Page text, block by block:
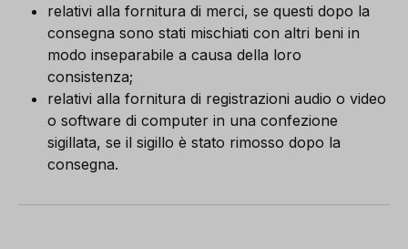
relativi alla fornitura di merci, se questi dopo la
consegna sono stati mischiati con altri beni in
modo inseparabile a causa della loro
consistenza;
relativi alla fornitura di registrazioni audio o video
o software di computer in una confezione
sigillata, se il sigillo è stato rimosso dopo la
consegna.